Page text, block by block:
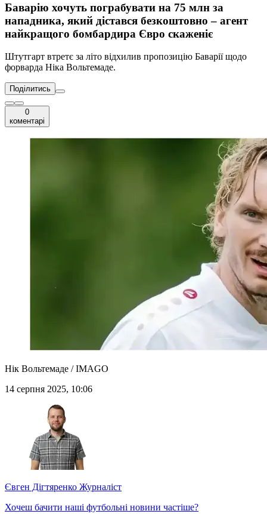
Баварію хочуть пограбувати на 75 млн за
нападника, який дістався безкоштовно – агент
найкращого бомбардира Євро скаженіє
Штутгарт втретє за літо відхилив пропозицію Баварії щодо
форварда Ніка Вольтемаде.
Поділитись
0
коментарі
Нік Вольтемаде / IMAGO
14 серпня 2025, 10:06
Євген Дігтяренко Журналіст
Хочеш бачити наші футбольні новини частіше?